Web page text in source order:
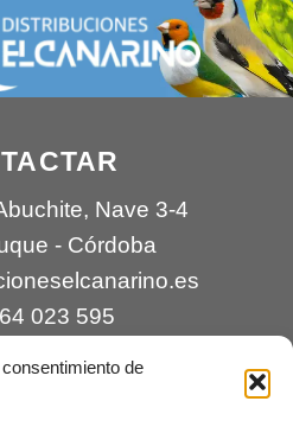
de
Nave 3-4
- Córdoba
023 595